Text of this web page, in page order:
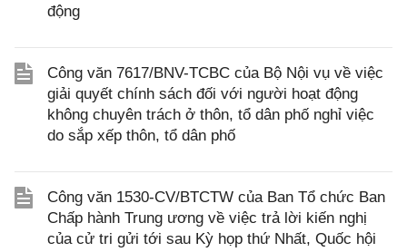
động
Công văn 7617/BNV-TCBC của Bộ Nội vụ về việc
giải quyết chính sách đối với người hoạt động
không chuyên trách ở thôn, tổ dân phố nghỉ việc
do sắp xếp thôn, tổ dân phố
Công văn 1530-CV/BTCTW của Ban Tổ chức Ban
Chấp hành Trung ương về việc trả lời kiến nghị
của cử tri gửi tới sau Kỳ họp thứ Nhất, Quốc hội